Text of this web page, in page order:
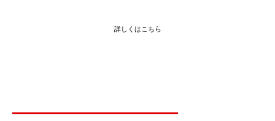
詳しくはこちら